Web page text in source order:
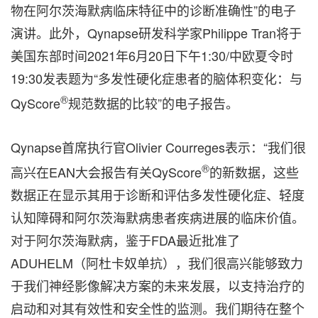
物在阿尔茨海默病临床特征中的诊断准确性”的电子
演讲。此外，Qynapse研发科学家Philippe Tran将于
美国东部时间2021年6月20日下午1:30/中欧夏令时
19:30发表题为“多发性硬化症患者的脑体积变化：与
QyScore®规范数据的比较”的电子报告。
Qynapse首席执行官Olivier Courreges表示：“我们很
高兴在EAN大会报告有关QyScore®的新数据，这些
数据正在显示其用于诊断和评估多发性硬化症、轻度
认知障碍和阿尔茨海默病患者疾病进展的临床价值。
对于阿尔茨海默病，鉴于FDA最近批准了
ADUHELM（阿杜卡奴单抗），我们很高兴能够致力
于我们神经影像解决方案的未来发展，以支持治疗的
启动和对其有效性和安全性的监测。我们期待在整个